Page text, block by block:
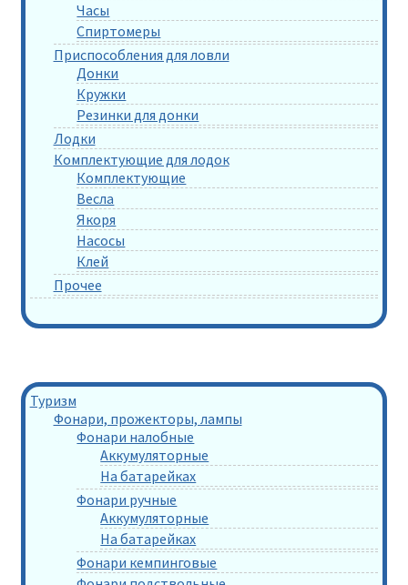
Часы
Спиртомеры
Приспособления для ловли
Донки
Кружки
Резинки для донки
Лодки
Комплектующие для лодок
Комплектующие
Весла
Якоря
Насосы
Клей
Прочее
Туризм
Фонари, прожекторы, лампы
Фонари налобные
Аккумуляторные
На батарейках
Фонари ручные
Аккумуляторные
На батарейках
Фонари кемпинговые